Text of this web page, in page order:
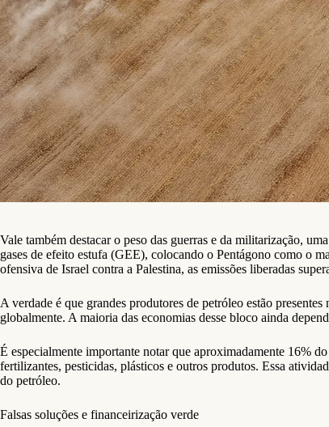
Vale também destacar o peso das guerras e da militarização,
gases de efeito estufa (GEE), colocando o Pentágono como o
ofensiva de Israel contra a Palestina, as emissões liberadas
A verdade é que grandes produtores de petróleo estão
globalmente. A maioria das economias desse bloco ainda
É especialmente importante notar que aproximadamente 16%
fertilizantes, pesticidas, plásticos e outros produtos. Essa
do petróleo.
Falsas soluções e financeirização verde